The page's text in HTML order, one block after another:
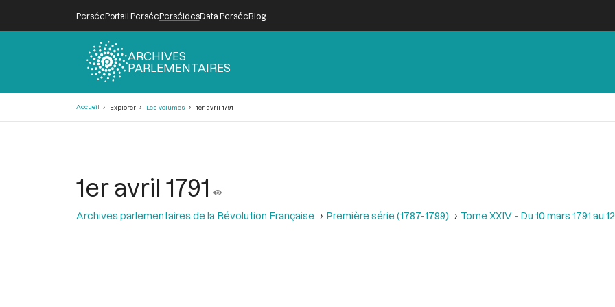
PerséePortail PerséePerséidesData PerséeBlog
ARCHIVES
PARLEMENTAIRES
Accueil Explorer Les volumes 1er avril 1791
1er avril 1791
Archives parlementaires de la Révolution Française Première série (1787-1799) Tome XXIV - Du 10 mars 1791 au